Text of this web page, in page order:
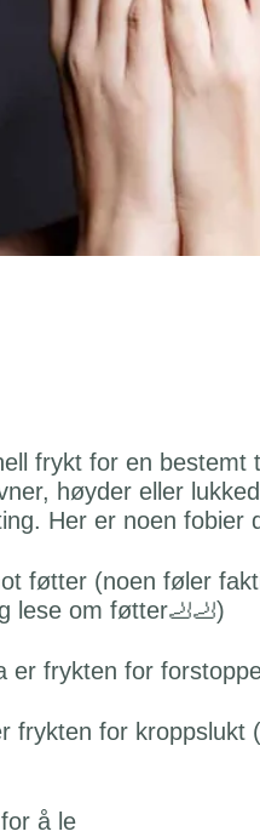
frykt for en
høyder eller
Her er noen fobier
føtter (noen føler
lese om føtter🦶🦶)
er frykten for
frykten for
å le